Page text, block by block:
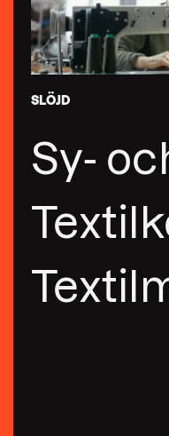
SLÖJD
Sy-